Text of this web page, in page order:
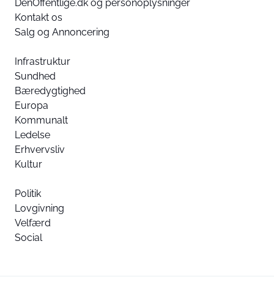
DenOffentlige.dk og personoplysninger
Kontakt os
Salg og Annoncering
Infrastruktur
Sundhed
Bæredygtighed
Europa
Kommunalt
Ledelse
Erhvervsliv
Kultur
Politik
Lovgivning
Velfærd
Social